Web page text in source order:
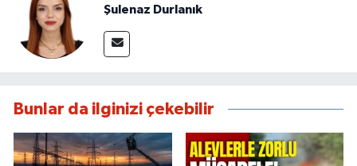
Şulenaz Durlanık
Bunlar da ilginizi çekebilir